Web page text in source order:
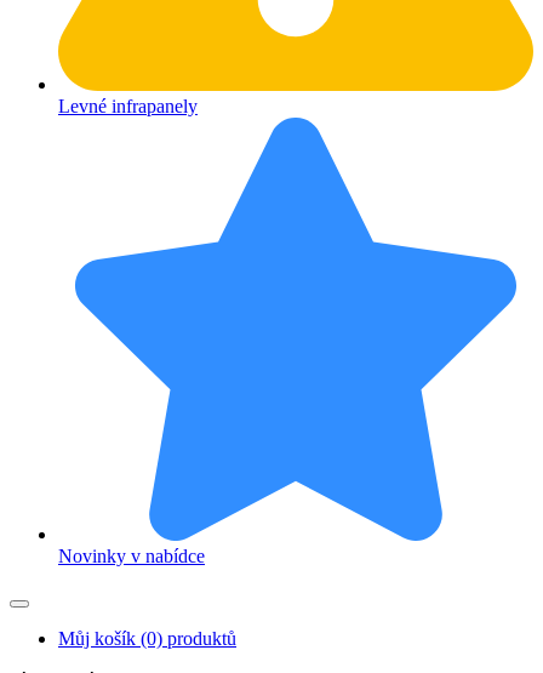
Levné infrapanely
Novinky v nabídce
Můj košík (0) produktů